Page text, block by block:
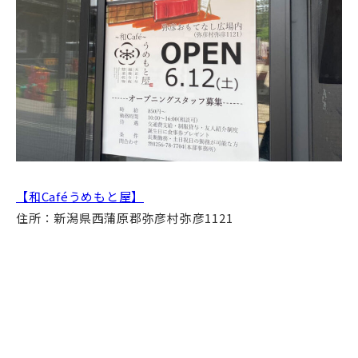
【和Caféうめもと屋】
住所：新潟県西蒲原郡弥彦村弥彦1121